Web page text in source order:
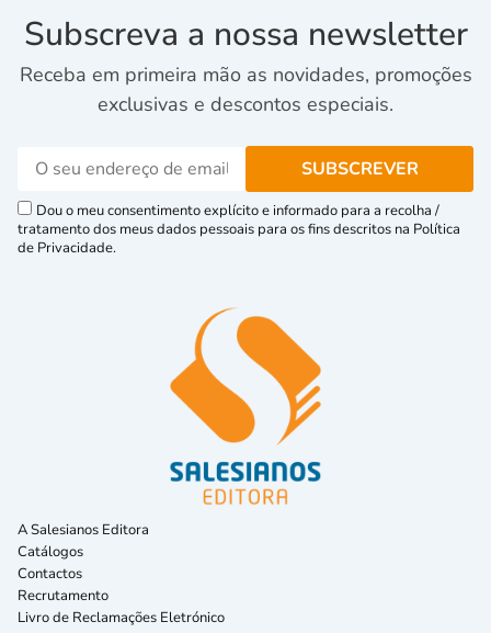
Subscreva a nossa newsletter
Receba em primeira mão as novidades, promoções
exclusivas e descontos especiais.
Dou o meu consentimento explícito e informado para a recolha /
tratamento dos meus dados pessoais para os fins descritos na Política
de Privacidade.
A Salesianos Editora
Catálogos
Contactos
Recrutamento
Livro de Reclamações Eletrónico